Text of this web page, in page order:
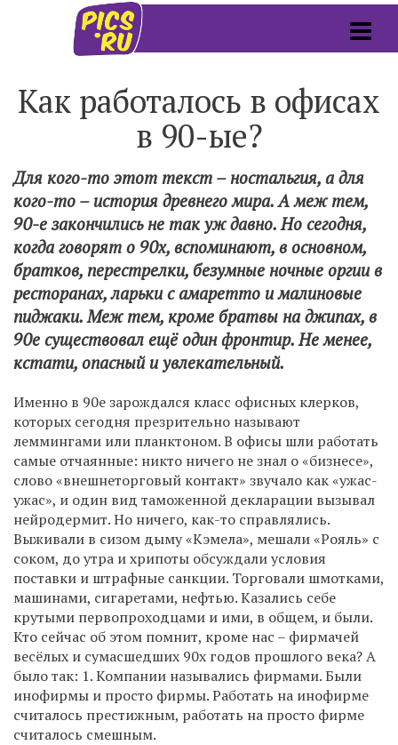
Как работалось в офисах
в 90-ые?
Для кого-то этот текст – ностальгия, а для
кого-то – история древнего мира. А меж тем,
90-е закончились не так уж давно. Но сегодня,
когда говорят о 90х, вспоминают, в основном,
братков, перестрелки, безумные ночные оргии в
ресторанах, ларьки с амаретто и малиновые
пиджаки. Меж тем, кроме братвы на джипах, в
90е существовал ещё один фронтир. Не менее,
кстати, опасный и увлекательный.
Именно в 90е зарождался класс офисных клерков,
которых сегодня презрительно называют
леммингами или планктоном. В офисы шли работать
самые отчаянные: никто ничего не знал о «бизнесе»,
слово «внешнеторговый контакт» звучало как «ужас-
ужас», и один вид таможенной декларации вызывал
нейродермит. Но ничего, как-то справлялись.
Выживали в сизом дыму «Кэмела», мешали «Рояль» с
соком, до утра и хрипоты обсуждали условия
поставки и штрафные санкции. Торговали шмотками,
машинами, сигаретами, нефтью. Казались себе
крутыми первопроходцами и ими, в общем, и были.
Кто сейчас об этом помнит, кроме нас – фирмачей
весёлых и сумасшедших 90х годов прошлого века? А
было так: 1. Компании назывались фирмами. Были
инофирмы и просто фирмы. Работать на инофирме
считалось престижным, работать на просто фирме
считалось смешным.